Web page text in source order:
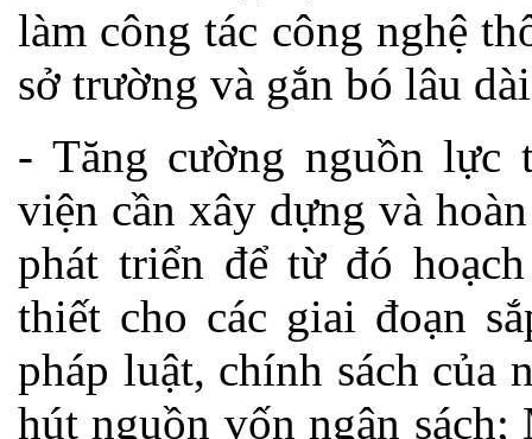
làm công tác công nghệ
sở trường và gắn bó lâu
- Tăng cường nguồn lực
viện cần xây dựng và
phát triển để từ đó
thiết cho các giai đoạn
pháp luật, chính sách của
hút nguồn vốn ngân